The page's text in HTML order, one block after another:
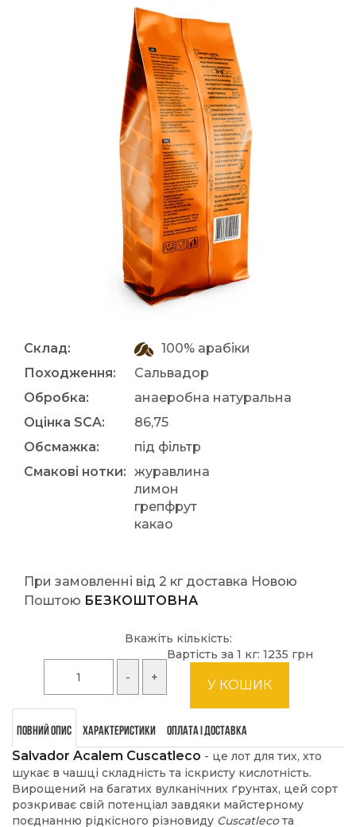
Склад:
100% арабіки
Походження:
Сальвадор
Обробка:
анаеробна натуральна
Оцінка SCA:
86,75
Обсмажка:
під фільтр
Смакові нотки: журавлина
лимон
грепфрут
какао
При замовленні від 2 кг доставка Новою
Поштою БЕЗКОШТОВНА
Вкажіть кількість:
Вартість за 1 кг: 1235 грн
Повний опис Характеристики Оплата і доставка
Salvador Acalem Cuscatleco - це лот для тих, хто
шукає в чашці складність та іскристу кислотність.
Вирощений на багатих вулканічних ґрунтах, цей сорт
розкриває свій потенціал завдяки майстерному
поєднанню рідкісного різновиду Cuscatlecoта